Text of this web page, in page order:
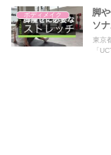
ボディメイク
脚
ソ
東京
「